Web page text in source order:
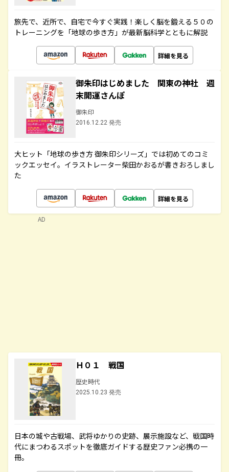
旅先で、近所で、自宅で今すぐ実践！楽しく脳を鍛える５０の
トレーニングを「地球の歩き方」が最新脳科学とともに解説
詳細を見る
御朱印はじめました 関東の神社 週
末開運さんぽ
御朱印
2016.12.22 発売
大ヒット「地球の歩き方 御朱印シリーズ」では初めてのコミ
ックエッセイ。イラストレーター柴田かおるが書きおろしまし
た
詳細を見る
Ｈ０１ 戦国
歴史時代
2025.10.23 発売
日本の城や古戦場、武将ゆかりの史跡、展示施設など、戦国時
代にまつわるスポットを徹底ガイドする歴史ファン必携の一
冊。
AD